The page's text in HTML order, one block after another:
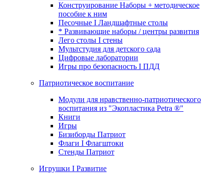
Конструирование Наборы + методическое
пособие к ним
Песочные I Ландшафтные столы
* Развивающие наборы / центры развития
Лего столы I стены
Мультстудия для детского сада
Цифровые лаборатории
Игры про безопасность I ПДД
Патриотическое воспитание
Модули для нравственно-патриотического
воспитания из "Экопластика Petra ®"
Книги
Игры
Бизиборды Патриот
Флаги I Флагштоки
Стенды Патриот
Игрушки I Развитие